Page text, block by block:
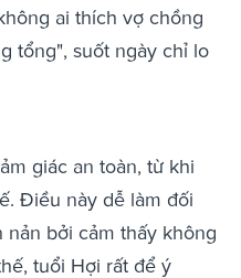
ai thích vợ chồng
tổng", suốt ngày chỉ lo
giác an toàn, từ khi
Điều này dễ làm đối
bởi cảm thấy không
tuổi Hợi rất để ý